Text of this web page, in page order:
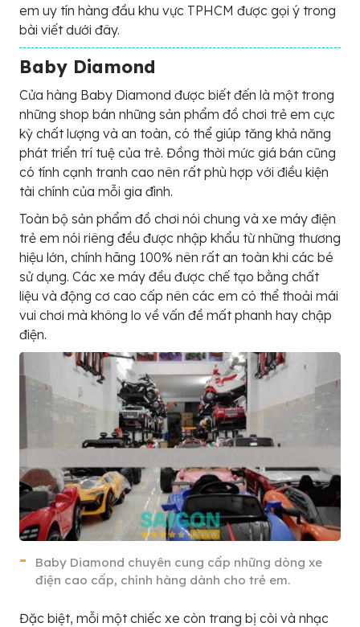
em uy tín hàng đầu khu vực TPHCM được gọi ý trong
bài viết dưới đây.
Baby Diamond
Cửa hàng Baby Diamond được biết đến là một trong
những shop bán những sản phẩm đồ chơi trẻ em cực
kỳ chất lượng và an toàn, có thể giúp tăng khả năng
phát triển trí tuệ của trẻ. Đồng thời mức giá bán cũng
có tính cạnh tranh cao nên rất phù hợp với điều kiện
tài chính của mỗi gia đình.
Toàn bộ sản phẩm đồ chơi nói chung và xe máy điện
trẻ em nói riêng đều được nhập khẩu từ những thương
hiệu lớn, chính hãng 100% nên rất an toàn khi các bé
sử dụng. Các xe máy đều được chế tạo bằng chất
liệu và động cơ cao cấp nên các em có thể thoải mái
vui chơi mà không lo về vấn đề mất phanh hay chập
điện.
Baby Diamond chuyên cung cấp những dòng xe
điện cao cấp, chính hàng dành cho trẻ em.
Đặc biệt, mỗi một chiếc xe còn trang bị còi và nhạc